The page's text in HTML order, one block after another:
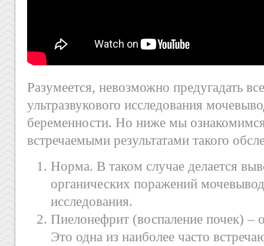
Разумеется, невозможно предугадать
ультразвукового исследования
беременности. Но ниже мы
встречаемыми результатами такого
Норма. В таком случае делается
органических поражений
исследования.
Пиелонефрит (воспаление почек) –
Это одна из наиболее часто